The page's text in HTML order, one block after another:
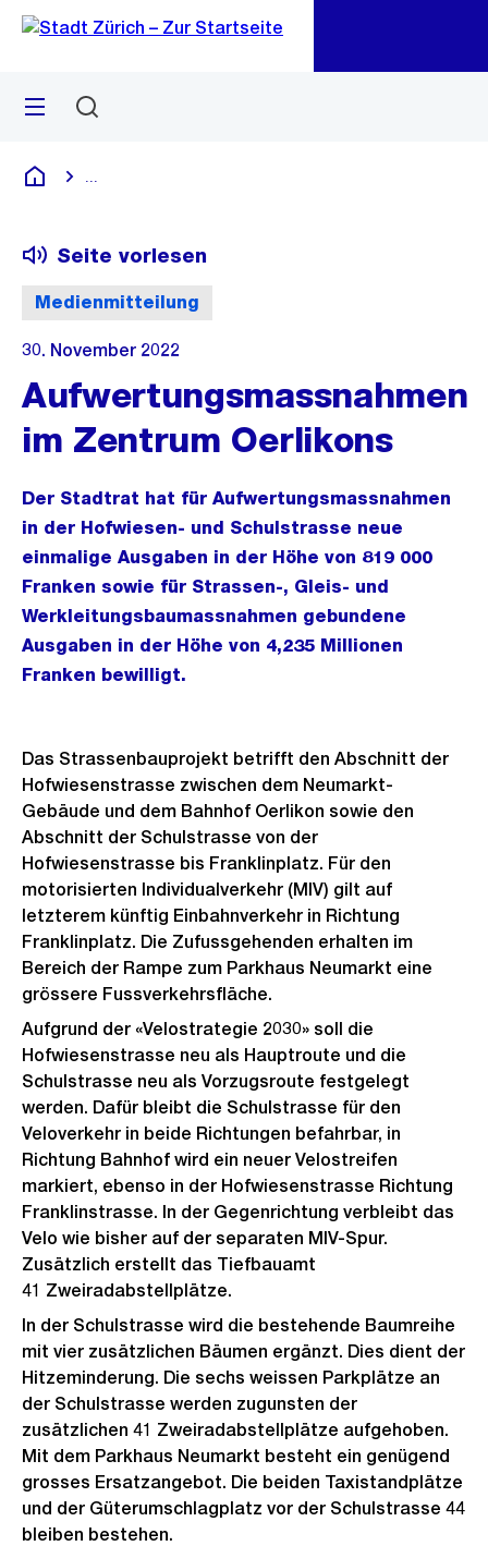
Navigation
Sprunglink
Menü
Deutsch
Medienmitteilung
Seite vorlesen
30. November 2022
Aufwertungsmassnahmen
im Zentrum Oerlikons
Der Stadtrat hat für Aufwertungsmassnahmen
in der Hofwiesen- und Schulstrasse neue
einmalige Ausgaben in der Höhe von 819 000
Franken sowie für Strassen-, Gleis- und
Werkleitungsbaumassnahmen gebundene
Ausgaben in der Höhe von 4,235 Millionen
Franken bewilligt.
Das Strassenbauprojekt betrifft den Abschnitt der
Hofwiesenstrasse zwischen dem Neumarkt-
Gebäude und dem Bahnhof Oerlikon sowie den
Abschnitt der Schulstrasse von der
Hofwiesenstrasse bis Franklinplatz. Für den
motorisierten Individualverkehr (MIV) gilt auf
letzterem künftig Einbahnverkehr in Richtung
Franklinplatz. Die Zufussgehenden erhalten im
Bereich der Rampe zum Parkhaus Neumarkt eine
grössere Fussverkehrsfläche.
Aufgrund der «Velostrategie 2030» soll die
Hofwiesenstrasse neu als Hauptroute und die
Schulstrasse neu als Vorzugsroute festgelegt
werden. Dafür bleibt die Schulstrasse für den
Veloverkehr in beide Richtungen befahrbar, in
Richtung Bahnhof wird ein neuer Velostreifen
markiert, ebenso in der Hofwiesenstrasse Richtung
Franklinstrasse. In der Gegenrichtung verbleibt das
Velo wie bisher auf der separaten MIV-Spur.
Zusätzlich erstellt das Tiefbauamt
41 Zweiradabstellplätze.
In der Schulstrasse wird die bestehende Baumreihe
mit vier zusätzlichen Bäumen ergänzt. Dies dient der
Hitzeminderung. Die sechs weissen Parkplätze an
der Schulstrasse werden zugunsten der
zusätzlichen 41 Zweiradabstellplätze aufgehoben.
Mit dem Parkhaus Neumarkt besteht ein genügend
grosses Ersatzangebot. Die beiden Taxistandplätze
und der Güterumschlagplatz vor der Schulstrasse 44
bleiben bestehen.